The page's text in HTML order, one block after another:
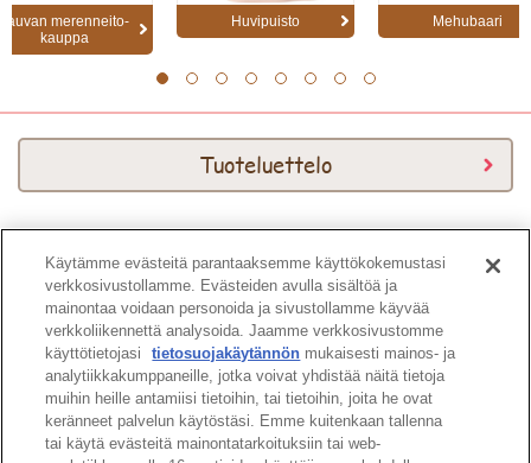
Vauvan merenneito-
kauppa
Huvipuisto Mehubaari
Tuoteluettelo
Download Kuvasto
Sivun ylös
Käytämme evästeitä parantaaksemme käyttökokemustasi
verkkosivustollamme. Evästeiden avulla sisältöä ja
mainontaa voidaan personoida ja sivustollamme käyvää
verkkoliikennettä analysoida. Jaamme verkkosivustomme
käyttötietojasi
tietosuojakäytännön mukaisesti mainos- ja
analytiikkakumppaneille, jotka voivat yhdistää näitä tietoja
muihin heille antamiisi tietoihin, tai tietoihin, joita he ovat
keränneet palvelun käytöstäsi. Emme kuitenkaan tallenna
tai käytä evästeitä mainontatarkoituksiin tai web-